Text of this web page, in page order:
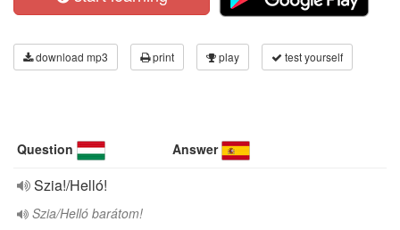
download mp3 print play test yourself
Question Answer
Szia!/Helló!
Szia/Helló barátom!